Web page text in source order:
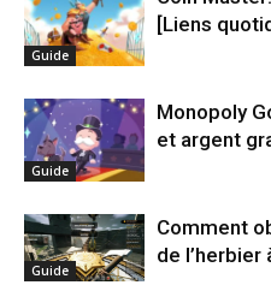
Guide
[Liens
Guide
Monopoly
et argent
Guide
Comment
de l’herbier